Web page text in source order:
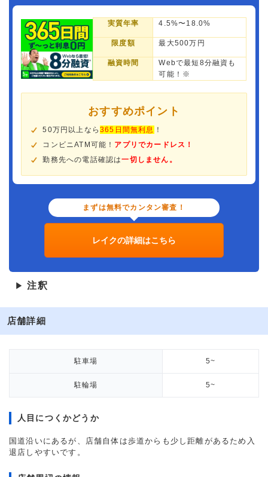
実質年率 4.5%〜18.0%
限度額 最大500万円
融資時間
Webで最短8分融資も
可能！※
おすすめポイント
50万円以上なら365日間無利息 ！
コンビニATM可能！ アプリでカードレス！
勤務先への電話確認は一切しません。
まずは無料でカンタン審査！
レイクの詳細はこちら
▶ 注釈
店舗詳細
駐車場 5~
駐輪場 5~
人目につくかどうか
国道沿いにあるが、店舗自体は歩道からも少し距離があるため入
退店しやすいです。